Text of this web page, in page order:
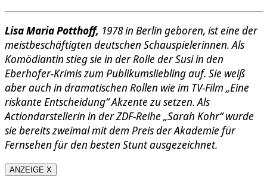
Lisa Maria Potthoff, 1978 in Berlin geboren, ist eine der
meistbeschäftigten deutschen Schauspielerinnen. Als
Komödiantin stieg sie in der Rolle der Susi in den
Eberhofer-Krimis zum Publikumsliebling auf. Sie weiß
aber auch in dramatischen Rollen wie im TV-Film „Eine
riskante Entscheidung“ Akzente zu setzen. Als
Actiondarstellerin in der ZDF-Reihe „Sarah Kohr“ wurde
sie bereits zweimal mit dem Preis der Akademie für
Fernsehen für den besten Stunt ausgezeichnet.
ANZEIGE X